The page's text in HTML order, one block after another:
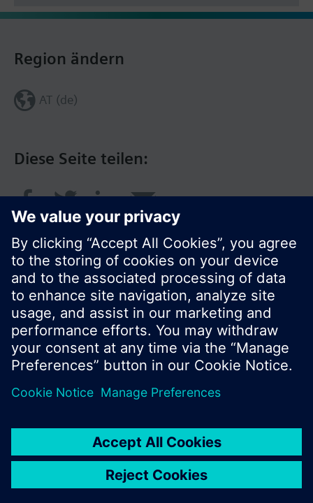
Diese Seite teilen:
Region ändern
AT (de)
© Siemens Schweiz AG 2016
Produktangebot und Preise können pro Land
Nutzungsbedingungen